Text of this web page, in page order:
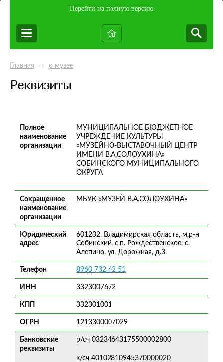
Перейти на полную версию
Главная → о музее
Реквизиты
Полное
наименование
организации
МУНИЦИПАЛЬНОЕ БЮДЖЕТНОЕ
УЧРЕЖДЕНИЕ КУЛЬТУРЫ
«МУЗЕЙНО-ВЫСТАВОЧНЫЙ ЦЕНТР
ИМЕНИ В.А.СОЛОУХИНА»
СОБИНСКОГО МУНИЦИПАЛЬНОГО
ОКРУГА
Сокращенное
наименование
организации
МБУК «МУЗЕЙ В.А.СОЛОУХИНА»
Юридический
адрес
601232, Владимирская область, м.р-н
Собинский, с.п. Рождественское, с.
Алепино, ул. Дорожная, д.3
Телефон 8960 732 42 51
ИНН 3323007672
КПП 332301001
ОГРН 1213300007029
Банковские
реквизиты
р/сч 03234643175500002800
к/сч 40102810945370000020